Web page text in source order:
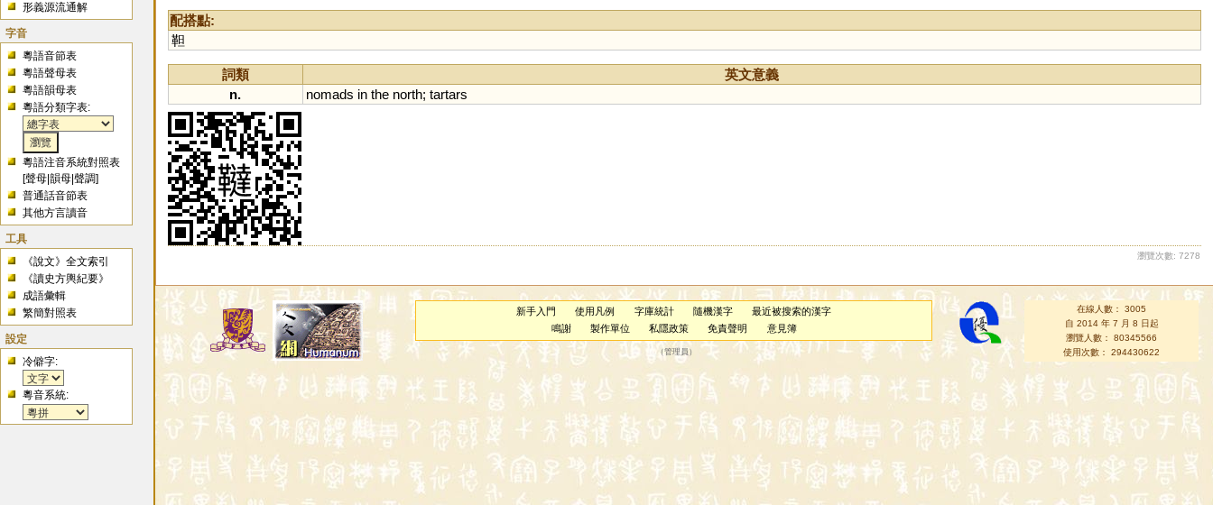
形義源流通解
字音
粵語音節表
粵語聲母表
粵語韻母表
粵語分類字表:
粵語注音系統對照表
[聲母 |韻母 |聲調]
普通話音節表
其他方言讀音
工具
《說文》全文索引
《讀史方輿紀要》
成語彙輯
繁簡對照表
設定
冷僻字:
粵音系統:
配搭點:
靼
詞類
英文意義
n.
nomads in the north; tartars
瀏覽次數: 7278
新手入門 使用凡例 字庫統計 隨機漢字
最近被搜索的漢字
鳴謝
製作單位 私隱政策 免責聲明 意見簿
（管理員 ）
在線人數： 3005
自 2014 年 7 月 8 日起
瀏覽人數： 80345566
使用次數： 294430622